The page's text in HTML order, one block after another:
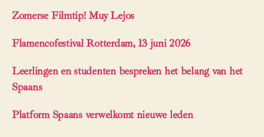
Zomerse Filmtip! Muy Lejos
Flamencofestival Rotterdam, 13 juni 2026
Leerlingen en studenten bespreken het belang van het
Spaans
Platform Spaans verwelkomt nieuwe leden